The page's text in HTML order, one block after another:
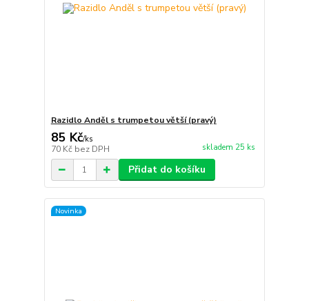
Razidlo Anděl s trumpetou větší (pravý)
85 Kč/ks
70 Kč bez DPH skladem 25 ks
Přidat do košíku
Novinka